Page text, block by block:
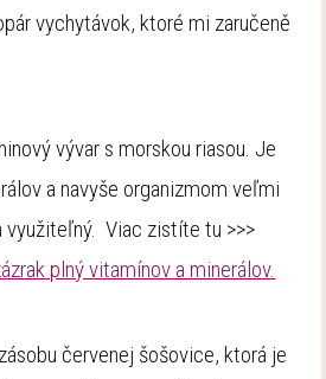
vychytávok, ktoré mi zaručeně
vývar s morskou riasou. Je
a navyše organizmom veľmi
využiteľný. Viac zistíte tu >>>
plný vitamínov a minerálov.
červenej šošovice, ktorá je